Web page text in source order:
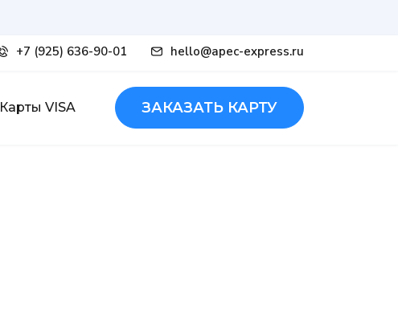
+7 (925) 636-90-01 hello@apec-express.ru
Карты VISA ЗАКАЗАТЬ КАРТУ